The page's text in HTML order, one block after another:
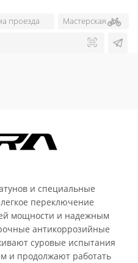
проезда Мастерская
и специальные
переключение
мощности и надежным
антикоррозийные
суровые испытания
и продолжают работать